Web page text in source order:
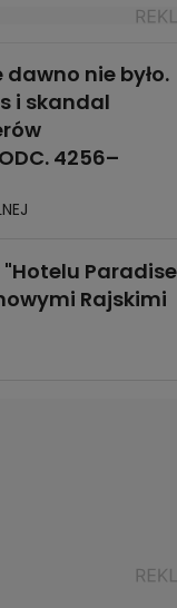
nie było.
i skandal
4256–
Paradise
Rajskimi